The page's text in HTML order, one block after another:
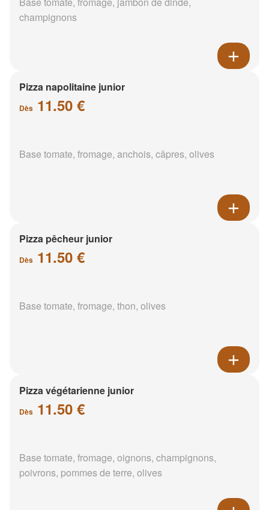
champignons
Pizza napolitaine junior
Dès 11.50 €
Base tomate, fromage, anchois, câpres, olives
Pizza pêcheur junior
Dès 11.50 €
Base tomate, fromage, thon, olives
Pizza végétarienne junior
Dès 11.50 €
Base tomate, fromage, oignons, champignons,
poivrons, pommes de terre, olives